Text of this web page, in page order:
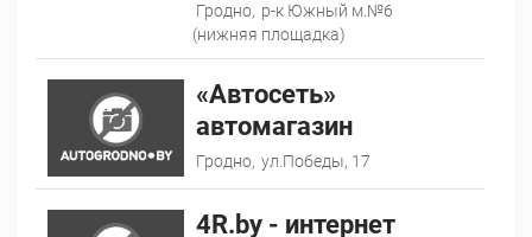
Гродно, р-к Южный м.№6
(нижняя площадка)
«Автосеть»
автомагазин
Гродно, ул.Победы, 17
4R.by - интернет